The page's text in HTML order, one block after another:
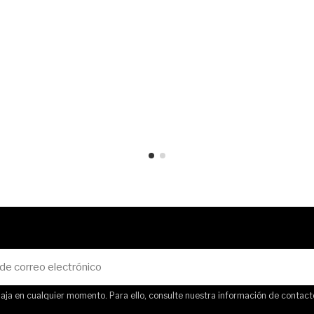
en cualquier momento. Para ello, consulte nuestra información de